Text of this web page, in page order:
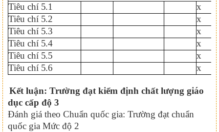
Tiêu chí 5.1
x
Tiêu chí 5.2
x
Tiêu chí 5.3
x
Tiêu chí 5.4
x
Tiêu chí 5.5
x
Tiêu chí 5.6 x
Kết luận: Trường đạt kiểm định chất lượng giáo
dục cấp độ 3
Đánh giá theo Chuẩn quốc gia: Trường đạt chuẩn
quốc gia Mức độ 2